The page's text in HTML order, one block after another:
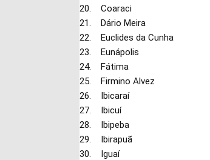
20. Coaraci
21. Dário Meira
22. Euclides da Cunha
23. Eunápolis
24. Fátima
25. Firmino Alvez
26. Ibicaraí
27. Ibicuí
28. Ibipeba
29. Ibirapuã
30. Iguaí